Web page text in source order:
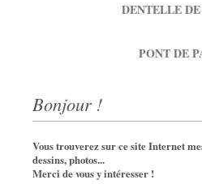
DENTELLE
PONT DE
Bonjour !
Vous trouverez sur ce site Internet
dessins, photos...
Merci de vous y intéresser !